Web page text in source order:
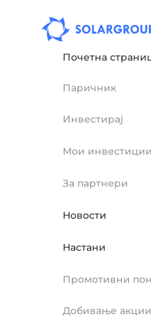
Почетна
Паричник
Инвестирај
Мои инвестиции
За партнери
Новости
Настани
Промотивни
Добивање акции